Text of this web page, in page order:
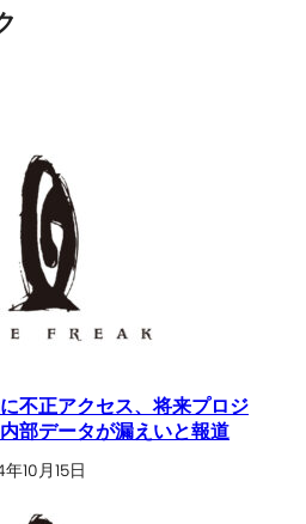
不正アクセス、将来プロジ
部データが漏えいと報道
10月15日